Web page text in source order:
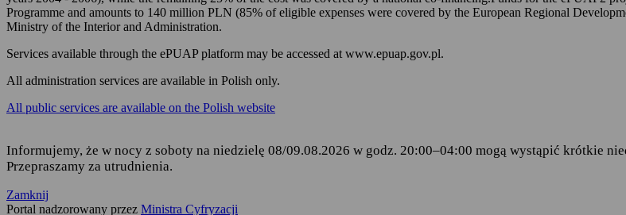
Rozporządzenie Parlamentu Europejskiego i Rady (UE) 2016/679 z
fizycznych w związku z przetwarzaniem danych osobowych i w sprawie
Ustawa z dnia 17 lutego 2005 r. o informatyzacji działalności podmiotów
ust. 1 i 2,
Rozporządzenie Ministra Cyfryzacji z dnia 5 października 2016 r. w
elektronicznej platformy usług administracji publicznej.
Odbiorcą Twoich danych jest Centralny Ośrodek Informatyki, który w imieniu
Programme and amounts to 140 million PLN (85% of eligible expenses were covered by the European Regional
Ministry of the Interior and Administration.
Services available through the ePUAP platform may be accessed at www.epuap.gov.pl.
All administration services are available in Polish only.
All public services are available on the Polish website
Informujemy, że w nocy z soboty na niedzielę 08/09.08.2026 w godz. 20:00–04:00 mogą wystąpić krótkie
Przepraszamy za utrudnienia.
Zamknij
Portal nadzorowany przez Ministra Cyfryzacji